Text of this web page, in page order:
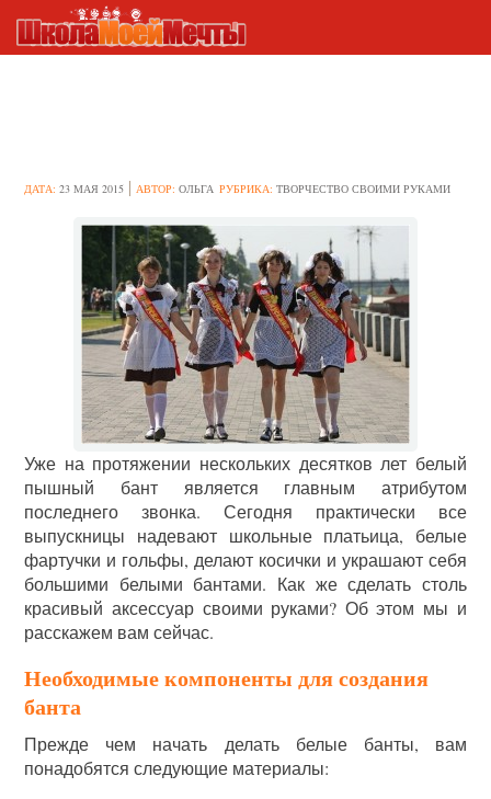
ДАТА:23 МАЯ 2015 АВТОР:ОЛЬГА РУБРИКА:ТВОРЧЕСТВО СВОИМИ РУКАМИ
Уже на протяжении нескольких десятков лет белый
пышный бант является главным атрибутом
последнего звонка. Сегодня практически все
выпускницы надевают школьные платьица, белые
фартучки и гольфы, делают косички и украшают себя
большими белыми бантами. Как же сделать столь
красивый аксессуар своими руками? Об этом мы и
расскажем вам сейчас.
Необходимые компоненты для создания
банта
Прежде чем начать делать белые банты, вам
понадобятся следующие материалы: